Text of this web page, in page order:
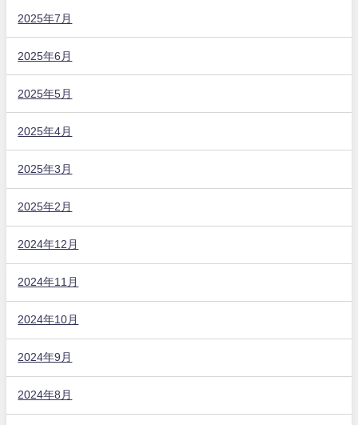
2025年7月
2025年6月
2025年5月
2025年4月
2025年3月
2025年2月
2024年12月
2024年11月
2024年10月
2024年9月
2024年8月